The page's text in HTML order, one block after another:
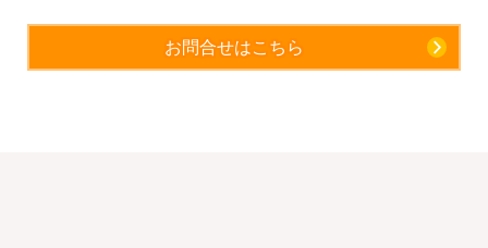
お問合せはこちら